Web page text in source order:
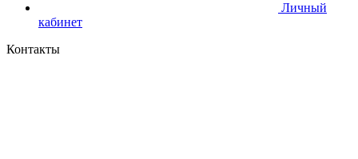
Личный
кабинет
Контакты